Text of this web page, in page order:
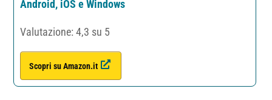
Android, iOS e Windows
Valutazione: 4,3 su 5
Scopri su Amazon.it